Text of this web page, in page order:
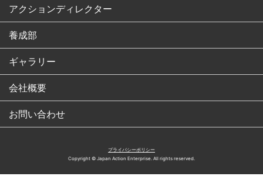
アクションディレクター
養成部
ギャラリー
会社概要
お問い合わせ
プライバシーポリシー
Copyright © Japan Action Enterprise. All rights reserved.